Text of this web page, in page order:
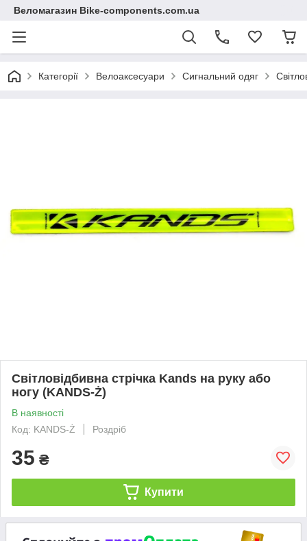
Веломагазин Bike-components.com.ua
Категорії Велоаксесуари Сигнальний одяг
Світловідбивна стрічка Kands на руку або
ногу (KANDS-Ż)
В наявності
Код: KANDS-Ż
Роздріб
35 ₴
Купити